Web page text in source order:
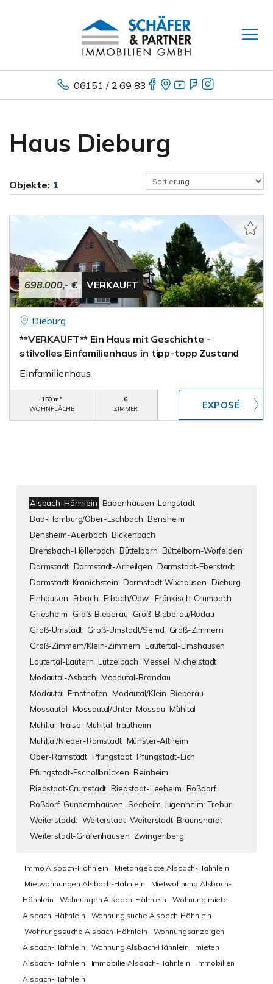
06151 / 2 69 83
Haus Dieburg
Objekte: 1
698.000,- € VERKAUFT
Dieburg
**VERKAUFT** Ein Haus mit Geschichte -
stilvolles Einfamilienhaus in tipp-topp Zustand
Einfamilienhaus
150 m²
WOHNFLÄCHE
6
ZIMMER
Alsbach-Hähnlein Babenhausen-Langstadt
Bad-Homburg/Ober-Eschbach Bensheim
Bensheim-Auerbach Bickenbach
Brensbach-Höllerbach Büttelborn Büttelborn-Worfelden
Darmstadt Darmstadt-Arheilgen Darmstadt-Eberstadt
Darmstadt-Kranichstein Darmstadt-Wixhausen Dieburg
Einhausen Erbach Erbach/Odw.
Fränkisch-Crumbach
Griesheim
Groß-Bieberau
Groß-Bieberau/Rodau
Groß-Umstadt Groß-Umstadt/Semd
Groß-Zimmern
Groß-Zimmern/Klein-Zimmern Lautertal-Elmshausen
Lautertal-Lautern Lützelbach Messel Michelstadt
Modautal-Asbach Modautal-Brandau
Modautal-Ernsthofen Modautal/Klein-Bieberau
Mossautal Mossautal/Unter-Mossau Mühltal
Mühltal-Traisa Mühltal-Trautheim
Mühltal/Nieder-Ramstadt Münster-Altheim
Ober-Ramstadt Pfungstadt Pfungstadt-Eich
Pfungstadt-Eschollbrücken Reinheim
Riedstadt-Crumstadt Riedstadt-Leeheim Roßdorf
Roßdorf-Gundernhausen Seeheim-Jugenheim Trebur
Weiterstaddt Weiterstadt Weiterstadt-Braunshardt
Weiterstadt-Gräfenhausen Zwingenberg
Immo Alsbach-Hähnlein
Mietangebote Alsbach-Hähnlein
Mietwohnungen Alsbach-Hähnlein
Mietwohnung Alsbach-
Hähnlein
Wohnungen Alsbach-Hähnlein
Wohnung miete
Alsbach-Hähnlein
Wohnung suche Alsbach-Hähnlein
Wohnungssuche Alsbach-Hähnlein
Wohnungsanzeigen
Alsbach-Hähnlein
Wohnung Alsbach-Hähnlein
mieten
Alsbach-Hähnlein
Immobilie Alsbach-Hähnlein
Immobilien
Alsbach-Hähnlein